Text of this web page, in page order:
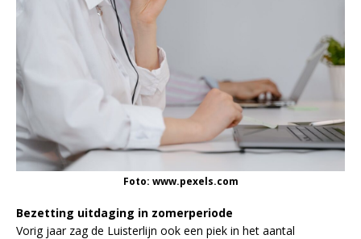
Foto: www.pexels.com
Bezetting uitdaging in zomerperiode
Vorig jaar zag de Luisterlijn ook een piek in het aantal